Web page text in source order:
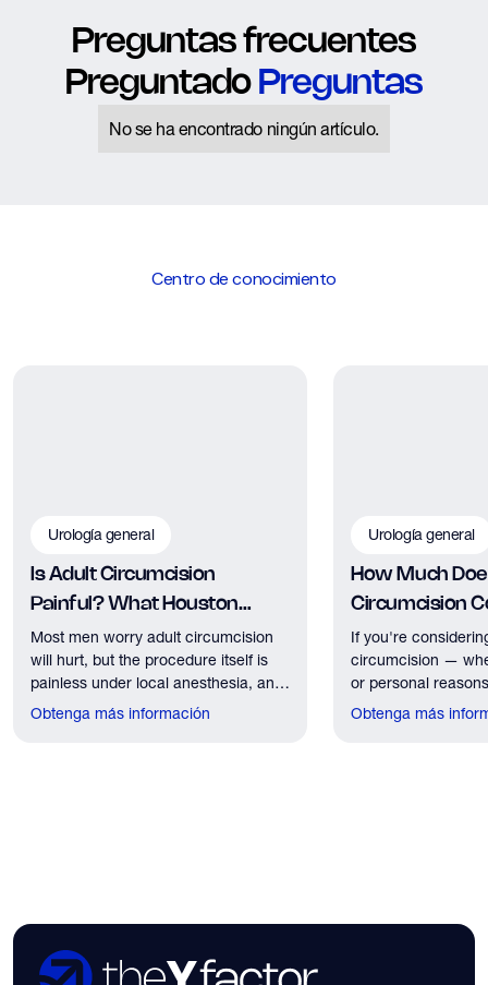
Preguntas frecuentes
Preguntado Preguntas
No se ha encontrado ningún artículo.
Centro de conocimiento
Urología general
Is Adult Circumcision
Painful? What Houston
Patients Should Expect
Most men worry adult circumcision
will hurt, but the procedure itself is
painless under local anesthesia, and
recovery discomfort is mild and short
Obtenga más información
Urología general
How Much
Circumcision
Houston?
If you're
circumcision —
or personal
the first practical
Obtenga más